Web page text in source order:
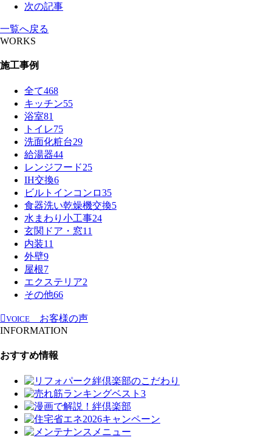
次の記事
一覧へ戻る
WORKS
施工事例
全て468
キッチン55
浴室81
トイレ75
洗面化粧台29
給湯器44
レンジフード25
IH交換6
ビルトインコンロ35
食器洗い乾燥機交換5
水まわり小工事24
玄関ドア・窓11
内装11
外壁9
屋根7
エクステリア2
その他66
VOICE
お客様の声
INFORMATION
おすすめ情報